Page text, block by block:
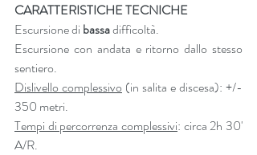
CARATTERISTICHE TECNICHE
Escursione di bassa difficoltà.
Escursione con andata e ritorno dallo stesso
sentiero.
Dislivello complessivo (in salita e discesa): +/-
350 metri.
Tempi di percorrenza complessivi: circa 2h 30'
A/R.